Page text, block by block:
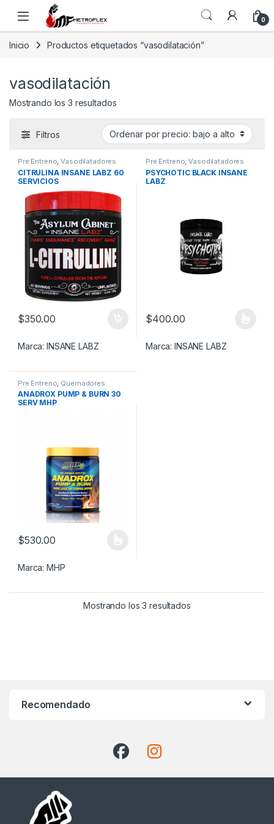
Saltar a la navegación
Saltar al contenido
0
Inicio Productos etiquetados “vasodilatación”
vasodilatación
Mostrando los 3 resultadosOrdenado por precio: bajo a alto
Filtros
Pre Entreno,Vasodilatadores
CITRULINA INSANE LABZ 60
SERVICIOS
$350.00
Marca:INSANE LABZ
Pre Entreno,Vasodilatadores
PSYCHOTIC BLACK INSANE
LABZ
$400.00
Este producto tiene múltiples
Marca:INSANE LABZ
Pre Entreno Quemadores
ANADROX PUMP & BURN 30
SERV MHP
$530.00
Este producto tiene múltiples variantes. Las opciones se
Marca:MHP
Mostrando los 3 resultadosOrdenado por
Recomendado